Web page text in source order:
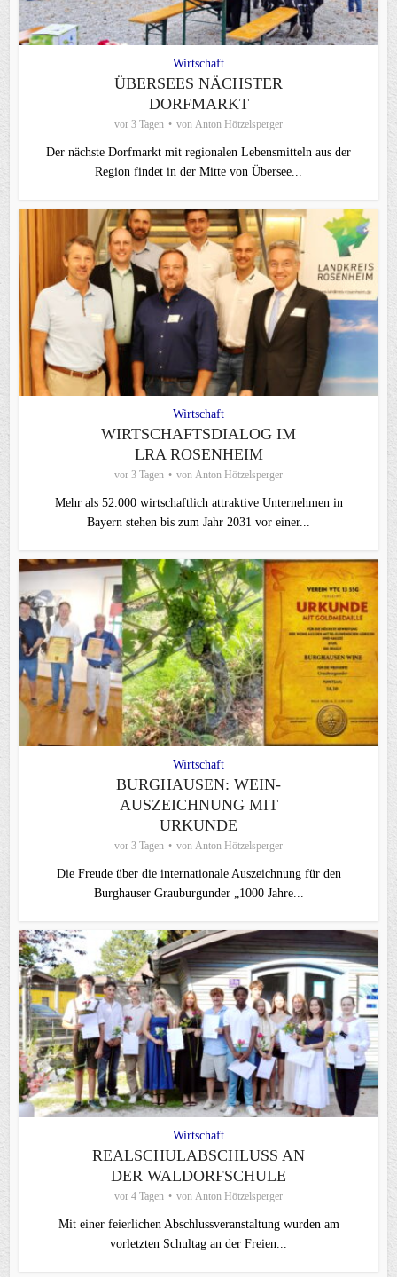
Wirtschaft
ÜBERSEES NÄCHSTER
DORFMARKT
vor 3 Tagen von Anton Hötzelsperger
Der nächste Dorfmarkt mit regionalen Lebensmitteln aus der
Region findet in der Mitte von Übersee...
Wirtschaft
WIRTSCHAFTSDIALOG IM
LRA ROSENHEIM
vor 3 Tagen von Anton Hötzelsperger
Mehr als 52.000 wirtschaftlich attraktive Unternehmen in
Bayern stehen bis zum Jahr 2031 vor einer...
Wirtschaft
BURGHAUSEN: WEIN-
AUSZEICHNUNG MIT
URKUNDE
vor 3 Tagen von Anton Hötzelsperger
Die Freude über die internationale Auszeichnung für den
Burghauser Grauburgunder „1000 Jahre...
Wirtschaft
REALSCHULABSCHLUSS AN
DER WALDORFSCHULE
vor 4 Tagen von Anton Hötzelsperger
Mit einer feierlichen Abschlussveranstaltung wurden am
vorletzten Schultag an der Freien...